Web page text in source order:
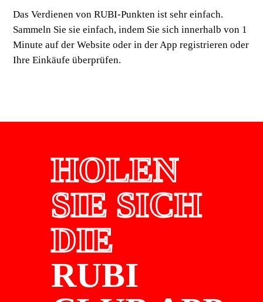
Das Verdienen von RUBI-Punkten ist sehr einfach.
Sammeln Sie sie einfach, indem Sie sich innerhalb von 1
Minute auf der Website oder in der App registrieren oder
Ihre Einkäufe überprüfen.
HOLEN
SIE SICH
DIE
RUBI